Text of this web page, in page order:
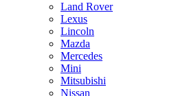
Land Rover
Lexus
Lincoln
Mazda
Mercedes
Mini
Mitsubishi
Nissan